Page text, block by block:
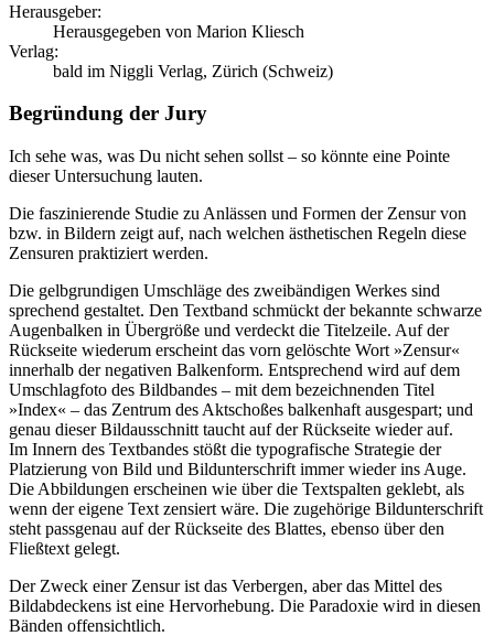
Herausgeber:
Herausgegeben von Marion Kliesch
Verlag:
bald im Niggli Verlag, Zürich (Schweiz)
Begründung der Jury
Ich sehe was, was Du nicht sehen sollst – so könnte eine Pointe
dieser Untersuchung lauten.
Die faszinierende Studie zu Anlässen und Formen der Zensur von
bzw. in Bildern zeigt auf, nach welchen ästhetischen Regeln diese
Zensuren praktiziert werden.
Die gelbgrundigen Umschläge des zweibändigen Werkes sind
sprechend gestaltet. Den Textband schmückt der bekannte schwarze
Augenbalken in Übergröße und verdeckt die Titelzeile. Auf der
Rückseite wiederum erscheint das vorn gelöschte Wort »Zensur«
innerhalb der negativen Balkenform. Entsprechend wird auf dem
Umschlagfoto des Bildbandes – mit dem bezeichnenden Titel
»Index« – das Zentrum des Aktschoßes balkenhaft ausgespart; und
genau dieser Bildausschnitt taucht auf der Rückseite wieder auf.
Im Innern des Textbandes stößt die typografische Strategie der
Platzierung von Bild und Bildunterschrift immer wieder ins Auge.
Die Abbildungen erscheinen wie über die Textspalten geklebt, als
wenn der eigene Text zensiert wäre. Die zugehörige Bildunterschrift
steht passgenau auf der Rückseite des Blattes, ebenso über den
Fließtext gelegt.
Der Zweck einer Zensur ist das Verbergen, aber das Mittel des
Bildabdeckens ist eine Hervorhebung. Die Paradoxie wird in diesen
Bänden offensichtlich.